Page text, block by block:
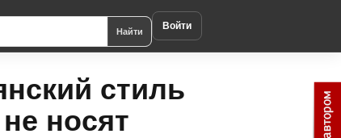
Найти Войти
стиль
носят